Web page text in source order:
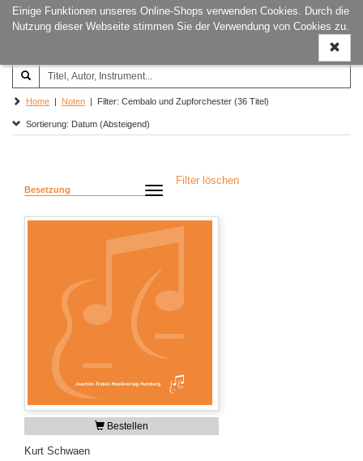
Einige Funktionen unseres Online-Shops verwenden Cookies. Durch die
Nutzung dieser Webseite stimmen Sie der Verwendung von Cookies zu.
ein-/
Joachim‐Trekel‐Musikverlag,
Hamburg
Home | Noten | Filter: Cembalo und Zupforchester (36 Titel)
Sortierung: Datum (Absteigend)
Besetzung
Filter löschen
Bestellen
Kurt Schwaen